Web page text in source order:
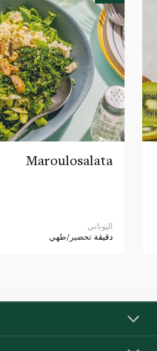
Maroulosalata
اليوناني
دقيقة تحضير/طهي